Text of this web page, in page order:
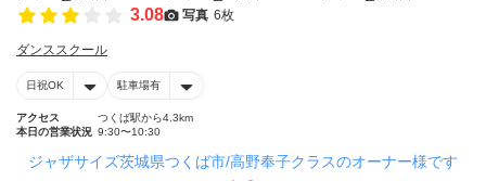
3.08 写真 6枚
ダンススクール
日祝OK 駐車場有
アクセス
つくば駅から4.3km
本日の営業状況 9:30〜10:30
ジャザサイズ茨城県つくば市/高野奉子クラスのオーナー様です